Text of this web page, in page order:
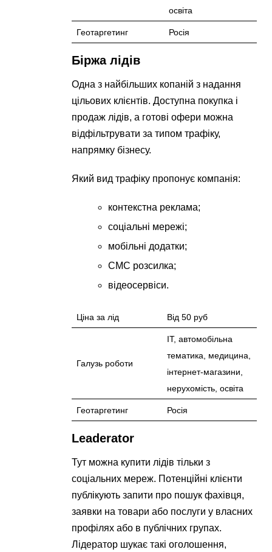
освіта
Геотаргетинг Росія
Біржа лідів
Одна з найбільших копаній з надання
цільових клієнтів. Доступна покупка і
продаж лідів, а готові офери можна
відфільтрувати за типом трафіку,
напрямку бізнесу.
Який вид трафіку пропонує компанія:
контекстна реклама;
соціальні мережі;
мобільні додатки;
СМС розсилка;
відеосервіси.
Ціна за лід Від 50 руб
Галузь роботи
IT, автомобільна
тематика, медицина,
інтернет-магазини,
нерухомість, освіта
Геотаргетинг Росія
Leaderator
Тут можна купити лідів тільки з
соціальних мереж. Потенційні клієнти
публікують запити про пошук фахівця,
заявки на товари або послуги у власних
профілях або в публічних групах.
Лідератор шукає такі оголошення,